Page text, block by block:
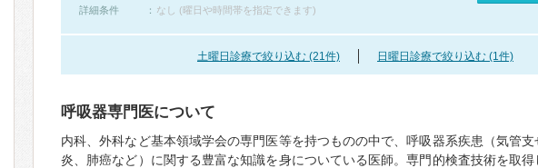
詳細条件
なし (曜日や時間帯を指定できます)
土曜日診療で絞り込む (21件) 日曜日診療で絞り込む (1件)
呼吸器専門医について
内科、外科など基本領域学会の専門医等を持つものの中で、呼吸器系疾患（気管
炎、肺癌など）に関する豊富な知識を身についている医師。専門的検査技術を取得